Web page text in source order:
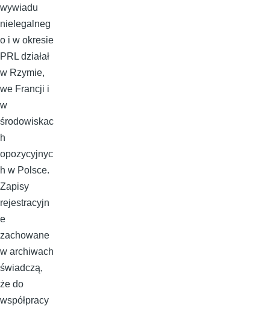
wywiadu
nielegalneg
o i w okresie
PRL działał
w Rzymie,
we Francji i
w
środowiskac
h
opozycyjnyc
h w Polsce.
Zapisy
rejestracyjn
e
zachowane
w archiwach
świadczą,
że do
współpracy